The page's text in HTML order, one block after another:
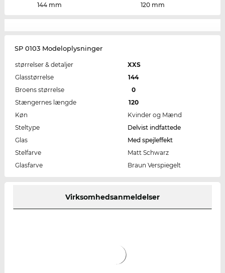
144 mm
120 mm
SP 0103 Modeloplysninger
størrelser & detaljer
XXS
Glasstørrelse
144
Broens størrelse
0
Stængernes længde
120
Køn
Kvinder og Mænd
Steltype
Delvist indfattede
Glas
Med spejleffekt
Stelfarve
Matt Schwarz
Glasfarve
Braun Verspiegelt
Virksomhedsanmeldelser